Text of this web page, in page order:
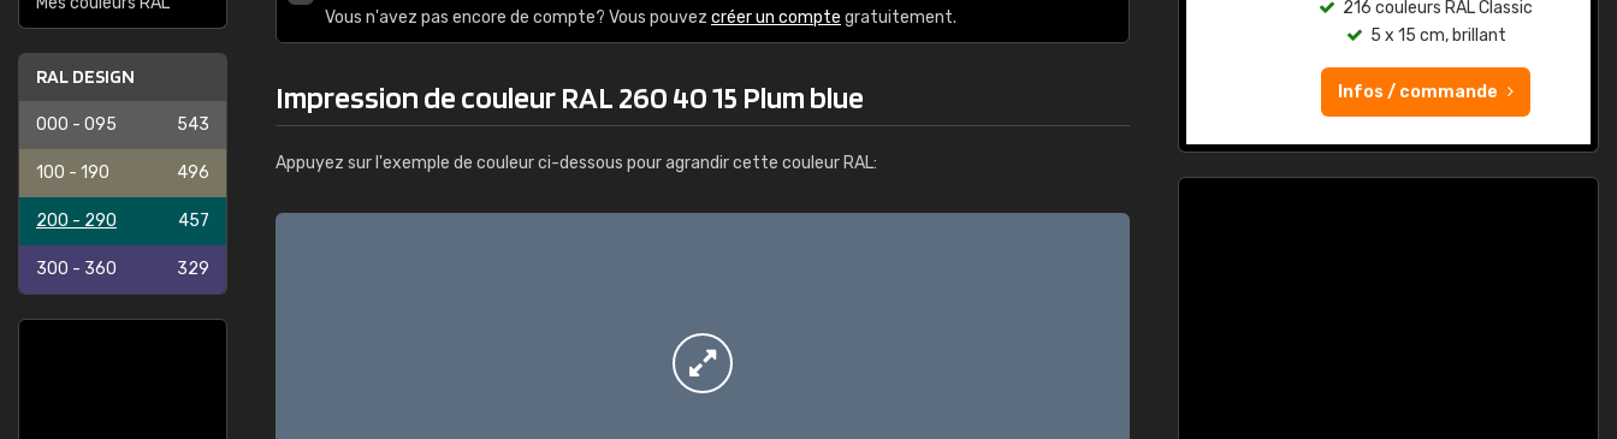
RAL DESIGN
000 - 095 543
100 - 190 496
200 - 290 457
300 - 360 329
Vous n'avez pas encore de compte? Vous pouvez créer un compte gratuitement.
Impression de couleur RAL 260 40 15 Plum blue
Appuyez sur l'exemple de couleur ci-dessous pour agrandir cette couleur RAL:
216 couleurs RAL Classic
216 couleurs RAL Classic
5 x 15 cm, brillant
Infos / commande